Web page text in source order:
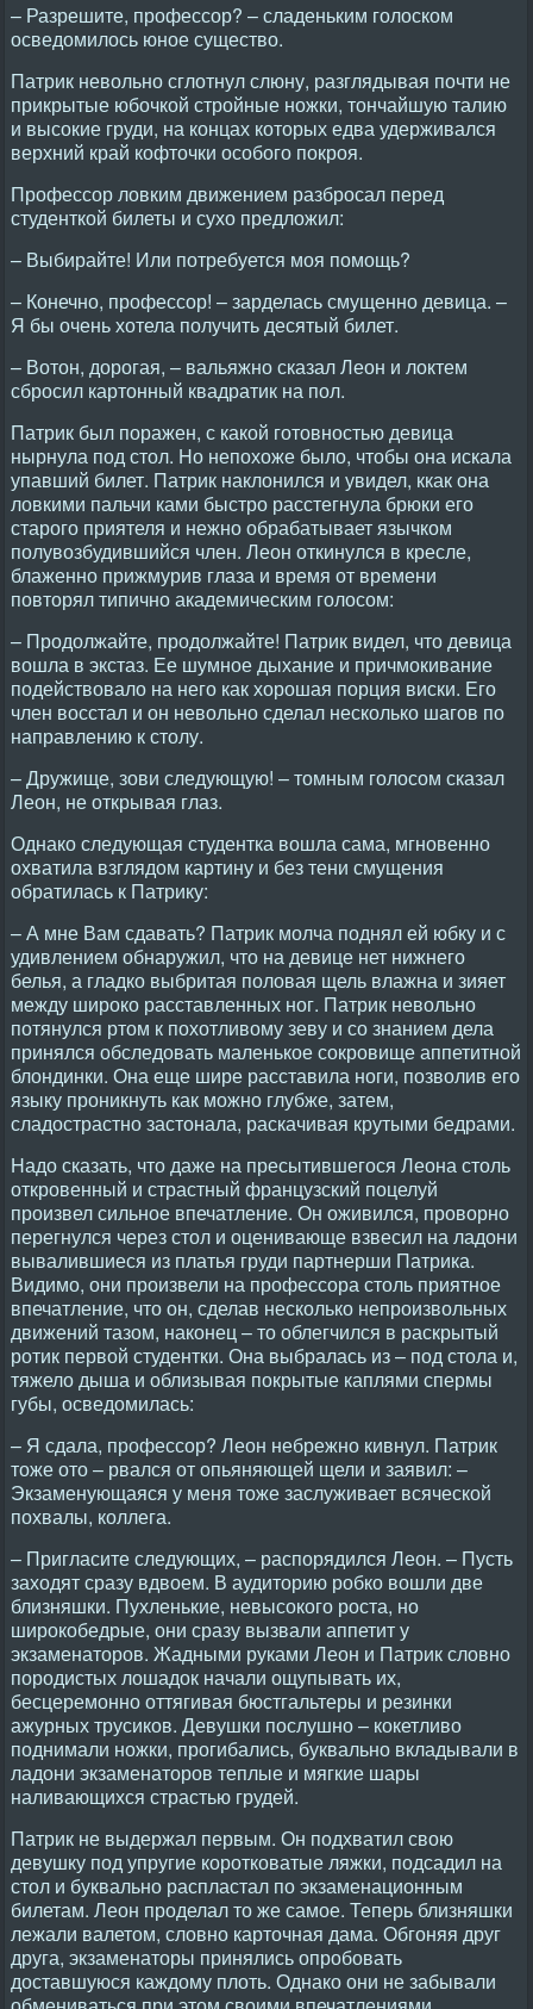
– Разрешите, профессор? – сладеньким голоском
осведомилось юное существо.
Патрик невольно сглотнул слюну, разглядывая почти не
прикрытые юбочкой стройные ножки, тончайшую талию
и высокие груди, на концах которых едва удерживался
верхний край кофточки особого покроя.
Профессор ловким движением разбросал перед
студенткой билеты и сухо предложил:
– Выбирайте! Или потребуется моя помощь?
– Конечно, профессор! – зарделась смущенно девица. –
Я бы очень хотела получить десятый билет.
– Вотон, дорогая, – вальяжно сказал Леон и локтем
сбросил картонный квадратик на пол.
Патрик был поражен, с какой готовностью девица
нырнула под стол. Hо непохоже было, чтобы она искала
упавший билет. Патрик наклонился и увидел, ккак она
ловкими пальчи ками быстро расстегнула брюки его
старого приятеля и нежно обрабатывает язычком
полувозбудившийся член. Леон откинулся в кресле,
блаженно прижмурив глаза и время от времени
повторял типично академическим голосом:
– Продолжайте, продолжайте! Патрик видел, что девица
вошла в экстаз. Ее шумное дыхание и причмокивание
подействовало на него как хорошая порция виски. Его
член восстал и он невольно сделал несколько шагов по
направлению к столу.
– Дружище, зови следующую! – томным голосом сказал
Леон, не открывая глаз.
Однако следующая студентка вошла сама, мгновенно
охватила взглядом картину и без тени смущения
обратилась к Патрику:
– А мне Вам сдавать? Патрик молча поднял ей юбку и с
удивлением обнаружил, что на девице нет нижнего
белья, а гладко выбритая половая щель влажна и зияет
между широко расставленных ног. Патрик невольно
потянулся ртом к похотливому зеву и со знанием дела
принялся обследовать маленькое сокровище аппетитной
блондинки. Она еще шире расставила ноги, позволив его
языку проникнуть как можно глубже, затем,
сладострастно застонала, раскачивая крутыми бедрами.
Hадо сказать, что даже на пресытившегося Леона столь
откровенный и страстный французский поцелуй
произвел сильное впечатление. Он оживился, проворно
перегнулся через стол и оценивающе взвесил на ладони
вывалившиеся из платья груди партнерши Патрика.
Видимо, они произвели на профессора столь приятное
впечатление, что он, сделав несколько непроизвольных
движений тазом, наконец – то облегчился в раскрытый
ротик первой студентки. Она выбралась из – под стола и,
тяжело дыша и облизывая покрытые каплями спермы
губы, осведомилась:
– Я сдала, профессор? Леон небрежно кивнул. Патрик
тоже ото – рвался от опьяняющей щели и заявил: –
Экзаменующаяся у меня тоже заслуживает всяческой
похвалы, коллега.
– Пригласите следующих, – распорядился Леон. – Пусть
заходят сразу вдвоем. В аудиторию робко вошли две
близняшки. Пухленькие, невысокого роста, но
широкобедрые, они сразу вызвали аппетит у
экзаменаторов. Жадными руками Леон и Патрик словно
породистых лошадок начали ощупывать их,
бесцеремонно оттягивая бюстгальтеры и резинки
ажурных трусиков. Девушки послушно – кокетливо
поднимали ножки, прогибались, буквально вкладывали в
ладони экзаменаторов теплые и мягкие шары
наливающихся страстью грудей.
Патрик не выдержал первым. Он подхватил свою
девушку под упругие коротковатые ляжки, подсадил на
стол и буквально распластал по экзаменационным
билетам. Леон проделал то же самое. Теперь близняшки
лежали валетом, словно карточная дама. Обгоняя друг
друга, экзаменаторы принялись опробовать
доставшуюся каждому плоть. Однако они не забывали